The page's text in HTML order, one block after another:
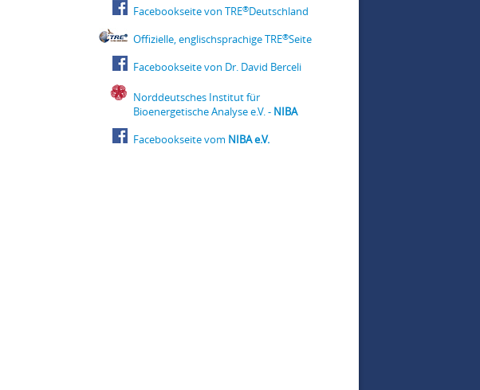
Facebookseite von TRE®Deutschland
Offizielle, englischsprachige TRE®Seite
Facebookseite von Dr. David Berceli
Norddeutsches Institut für
Bioenergetische Analyse e.V. - NIBA
Facebookseite vom NIBA e.V.